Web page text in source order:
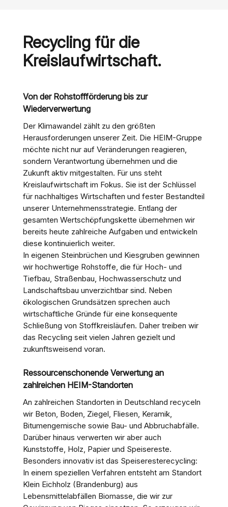
Recycling für die
Kreislauf­wirtschaft.
Von der Rohstoffförderung bis zur
Wiederverwertung
Der Klimawandel zählt zu den größten
Herausforderungen unserer Zeit. Die HEIM-Gruppe
möchte nicht nur auf Veränderungen reagieren,
sondern Verantwortung übernehmen und die
Zukunft aktiv mitgestalten. Für uns steht
Kreislaufwirtschaft im Fokus. Sie ist der Schlüssel
für nachhaltiges Wirtschaften und fester Bestandteil
unserer Unternehmensstrategie. Entlang der
gesamten Wertschöpfungskette übernehmen wir
bereits heute zahlreiche Aufgaben und entwickeln
diese kontinuierlich weiter.
In eigenen Steinbrüchen und Kiesgruben gewinnen
wir hochwertige Rohstoffe, die für Hoch- und
Tiefbau, Straßenbau, Hochwasserschutz und
Landschaftsbau unverzichtbar sind. Neben
ökologischen Grundsätzen sprechen auch
wirtschaftliche Gründe für eine konsequente
Schließung von Stoffkreisläufen. Daher treiben wir
das Recycling seit vielen Jahren gezielt und
zukunftsweisend voran.
Ressourcenschonende Verwertung an
zahlreichen HEIM-Standorten
An zahlreichen Standorten in Deutschland recyceln
wir Beton, Boden, Ziegel, Fliesen, Keramik,
Bitumengemische sowie Bau- und Abbruchabfälle.
Darüber hinaus verwerten wir aber auch
Kunststoffe, Holz, Papier und Speisereste.
Besonders innovativ ist das Speiseresterecycling:
In einem speziellen Verfahren entsteht am Standort
Klein Eichholz (Brandenburg) aus
Lebensmittelabfällen Biomasse, die wir zur